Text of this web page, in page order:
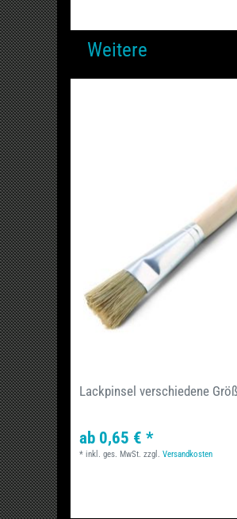
Weitere
Lackpinsel verschiedene
ab 0,65 € *
*inkl. ges. MwSt. zzgl.Versandkosten